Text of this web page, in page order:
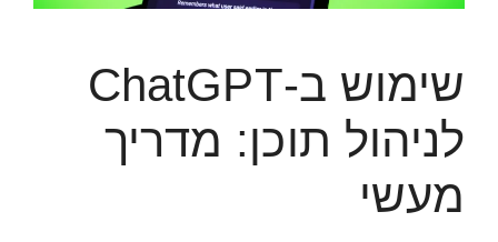
שימוש ב-ChatGPT
לניהול תוכן: מדריך
מעשי